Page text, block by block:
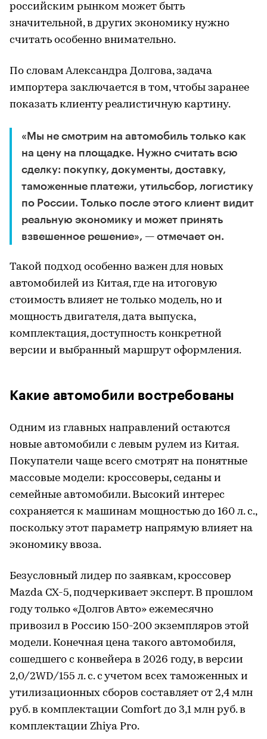
российским рынком может быть
значительной, в других экономику нужно
считать особенно внимательно.
По словам Александра Долгова, задача
импортера заключается в том, чтобы заранее
показать клиенту реалистичную картину.
«Мы не смотрим на автомобиль только как
на цену на площадке. Нужно считать всю
сделку: покупку, документы, доставку,
таможенные платежи, утильсбор, логистику
по России. Только после этого клиент видит
реальную экономику и может принять
взвешенное решение», — отмечает он.
Такой подход особенно важен для новых
автомобилей из Китая, где на итоговую
стоимость влияет не только модель, но и
мощность двигателя, дата выпуска,
комплектация, доступность конкретной
версии и выбранный маршрут оформления.
Какие автомобили востребованы
Одним из главных направлений остаются
новые автомобили с левым рулем из Китая.
Покупатели чаще всего смотрят на понятные
массовые модели: кроссоверы, седаны и
семейные автомобили. Высокий интерес
сохраняется к машинам мощностью до 160 л. с.,
поскольку этот параметр напрямую влияет на
экономику ввоза.
Безусловный лидер по заявкам, кроссовер
Mazda CX-5, подчеркивает эксперт. В прошлом
году только «Долгов Авто» ежемесячно
привозил в Россию 150-200 экземпляров этой
модели. Конечная цена такого автомобиля,
сошедшего с конвейера в 2026 году, в версии
2,0/2WD/155 л. с. с учетом всех таможенных и
утилизационных сборов составляет от 2,4 млн
руб. в комплектации Comfort до 3,1 млн руб. в
комплектации Zhiya Pro.